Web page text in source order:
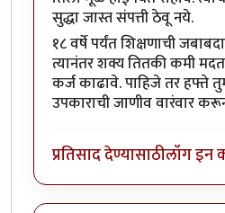
सुद्धा जास्त संपत्ती ठेवू नये.
१८ वर्षे पर्यंत शिक्षणाची
त्यानंतर शक्य तितकी कमी
कर्ज काढावे. पाहिजे तर हफ्ते
उपकाराची जाणीव वारंवार
प्रतिसाद देण्यासाठीलॉग इन